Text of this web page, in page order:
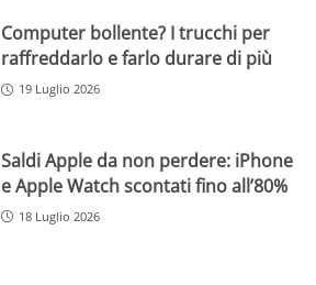
Computer bollente? I trucchi per
raffreddarlo e farlo durare di più
19 Luglio 2026
Saldi Apple da non perdere: iPhone
e Apple Watch scontati fino all’80%
18 Luglio 2026